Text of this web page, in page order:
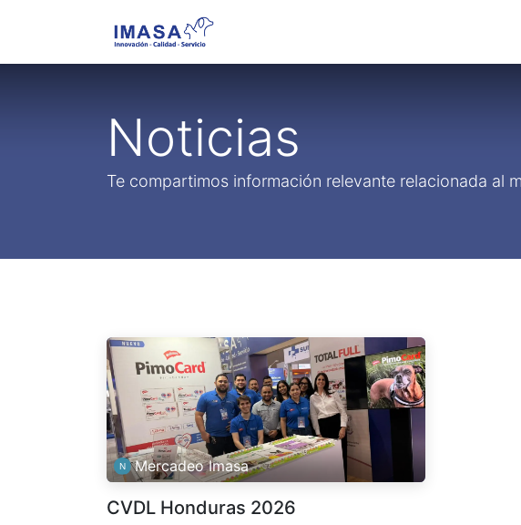
Noticias
Te compartimos información relevante relacionada al
Mercadeo Imasa
CVDL Honduras 2026